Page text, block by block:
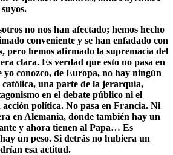
no nos han afectado; hemos hecho
conveniente y se han enfadado con
pero hemos afirmado la supremacía del
clara. Es verdad que esto no pasa en
yo conozco, de Europa, no hay ningún
católica, una parte de la jerarquía,
en el debate público ni el
política. No pasa en Francia. Ni
en Alemania, donde también hay un
y ahora tienen al Papa… Es
un peso. Si detrás no hubiera un
esa actitud.